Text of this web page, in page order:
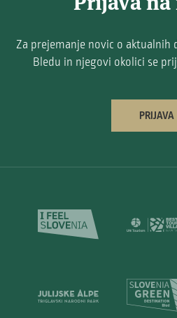
Za prejemanje novic o aktualnih
Bledu in njegovi okolici se
PRIJAVA